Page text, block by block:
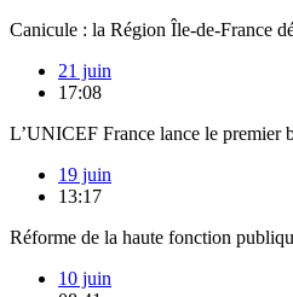
Canicule : la Région Île-de-France
21 juin
17:08
L’UNICEF France lance le premier
19 juin
13:17
Réforme de la haute fonction
10 juin